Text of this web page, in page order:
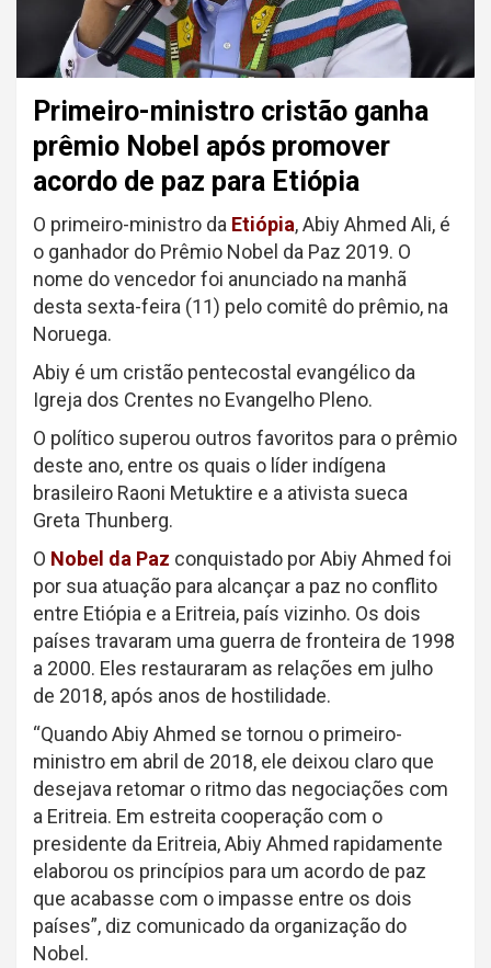
Primeiro-ministro cristão ganha
prêmio Nobel após promover
acordo de paz para Etiópia
O primeiro-ministro da Etiópia, Abiy Ahmed Ali, é
o ganhador do Prêmio Nobel da Paz 2019. O
nome do vencedor foi anunciado na manhã
desta sexta-feira (11) pelo comitê do prêmio, na
Noruega.
Abiy é um cristão pentecostal evangélico da
Igreja dos Crentes no Evangelho Pleno.
O político superou outros favoritos para o prêmio
deste ano, entre os quais o líder indígena
brasileiro Raoni Metuktire e a ativista sueca
Greta Thunberg.
O Nobel da Paz conquistado por Abiy Ahmed foi
por sua atuação para alcançar a paz no conflito
entre Etiópia e a Eritreia, país vizinho. Os dois
países travaram uma guerra de fronteira de 1998
a 2000. Eles restauraram as relações em julho
de 2018, após anos de hostilidade.
“Quando Abiy Ahmed se tornou o primeiro-
ministro em abril de 2018, ele deixou claro que
desejava retomar o ritmo das negociações com
a Eritreia. Em estreita cooperação com o
presidente da Eritreia, Abiy Ahmed rapidamente
elaborou os princípios para um acordo de paz
que acabasse com o impasse entre os dois
países”, diz comunicado da organização do
Nobel.